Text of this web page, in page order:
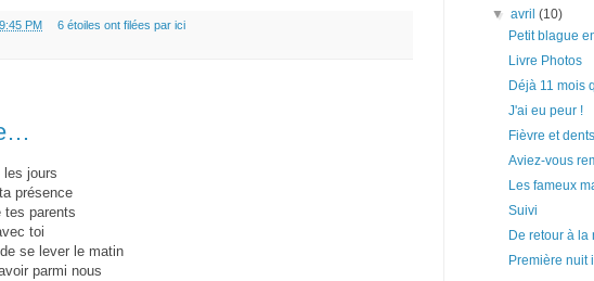
9:45 PM
6 étoiles ont filées par ici
jours
présence
tes parents
toi
se lever le matin
parmi nous
▼avril(10)
Petit blague
Livre Photos
Déjà 11 mois
J'ai eu peur !
Fièvre et dents
Aviez-vous
Les fameux
Suivi
De retour à la
Première nuit